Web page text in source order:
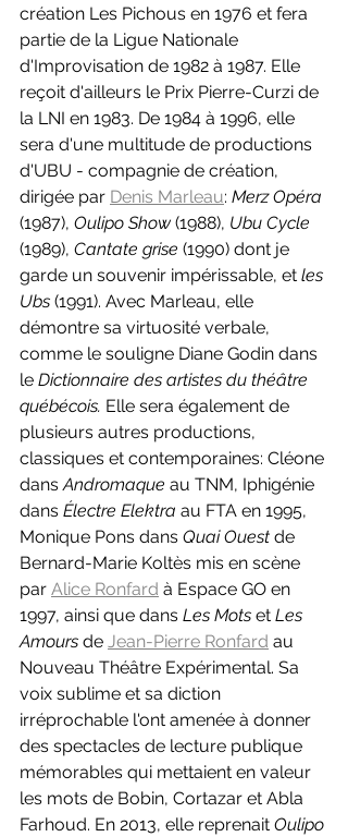
création Les Pichous en 1976 et fera
partie de la Ligue Nationale
d'Improvisation de 1982 à 1987. Elle
reçoit d'ailleurs le Prix Pierre-Curzi de
la LNI en 1983. De 1984 à 1996, elle
sera d'une multitude de productions
d'UBU - compagnie de création,
dirigée par Denis Marleau: Merz Opéra
(1987), Oulipo Show (1988), Ubu Cycle
(1989), Cantate grise (1990) dont je
garde un souvenir impérissable, et les
Ubs (1991). Avec Marleau, elle
démontre sa virtuosité verbale,
comme le souligne Diane Godin dans
le Dictionnaire des artistes du théâtre
québécois. Elle sera également de
plusieurs autres productions,
classiques et contemporaines: Cléone
dans Andromaque au TNM, Iphigénie
dans Électre Elektra au FTA en 1995,
Monique Pons dans Quai Ouest de
Bernard-Marie Koltès mis en scène
par Alice Ronfard à Espace GO en
1997, ainsi que dans Les Mots et Les
Amours de Jean-Pierre Ronfard au
Nouveau Théâtre Expérimental. Sa
voix sublime et sa diction
irréprochable l'ont amenée à donner
des spectacles de lecture publique
mémorables qui mettaient en valeur
les mots de Bobin, Cortazar et Abla
Farhoud. En 2013, elle reprenait Oulipo